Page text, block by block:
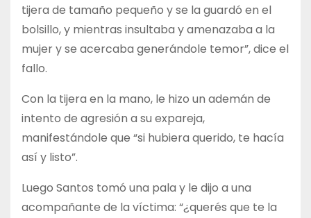
tijera de tamaño pequeño y se la guardó en el
bolsillo, y mientras insultaba y amenazaba a la
mujer y se acercaba generándole temor”, dice el
fallo.
Con la tijera en la mano, le hizo un ademán de
intento de agresión a su expareja,
manifestándole que “si hubiera querido, te hacía
así y listo”.
Luego Santos tomó una pala y le dijo a una
acompañante de la víctima: “¿querés que te la